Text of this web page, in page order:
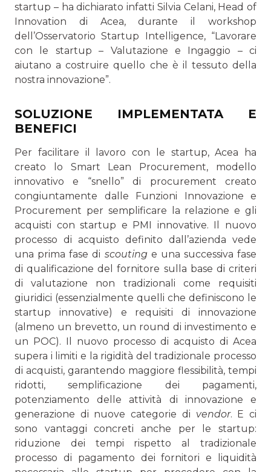
startup – ha dichiarato infatti Silvia Celani, Head of
Innovation di Acea, durante il workshop
dell’Osservatorio Startup Intelligence, “Lavorare
con le startup – Valutazione e Ingaggio – ci
aiutano a costruire quello che è il tessuto della
nostra innovazione”.
SOLUZIONE IMPLEMENTATA E
BENEFICI
Per facilitare il lavoro con le startup, Acea ha
creato lo Smart Lean Procurement, modello
innovativo e “snello” di procurement creato
congiuntamente dalle Funzioni Innovazione e
Procurement per semplificare la relazione e gli
acquisti con startup e PMI innovative. Il nuovo
processo di acquisto definito dall’azienda vede
una prima fase di scouting e una successiva fase
di qualificazione del fornitore sulla base di criteri
di valutazione non tradizionali come requisiti
giuridici (essenzialmente quelli che definiscono le
startup innovative) e requisiti di innovazione
(almeno un brevetto, un round di investimento e
un POC). Il nuovo processo di acquisto di Acea
supera i limiti e la rigidità del tradizionale processo
di acquisti, garantendo maggiore flessibilità, tempi
ridotti, semplificazione dei pagamenti,
potenziamento delle attività di innovazione e
generazione di nuove categorie di vendor. E ci
sono vantaggi concreti anche per le startup:
riduzione dei tempi rispetto al tradizionale
processo di pagamento dei fornitori e liquidità